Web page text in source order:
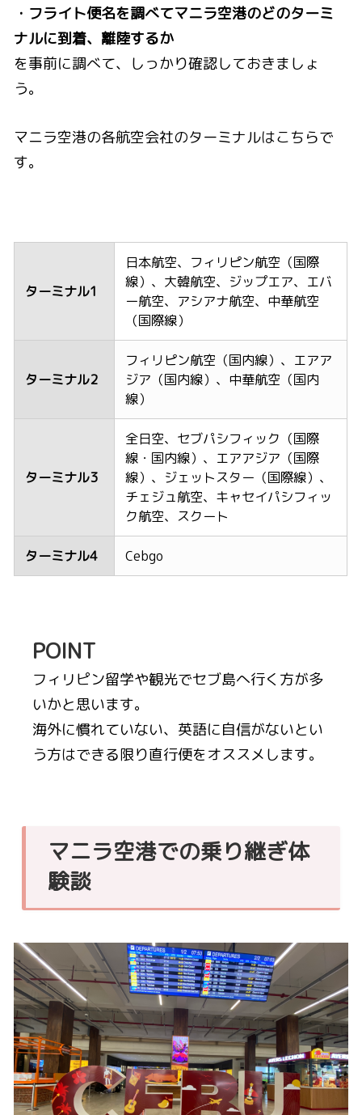
・フライト便名を調べてマニラ空港のどのターミ
ナルに到着、離陸するか
を事前に調べて、しっかり確認しておきましょ
う。
マニラ空港の各航空会社のターミナルはこちらで
す。
ターミナル1
日本航空、フィリピン航空（国際
線）、大韓航空、ジップエア、エバ
ー航空、アシアナ航空、中華航空
（国際線）
ターミナル2
フィリピン航空（国内線）、エアア
ジア（国内線）、中華航空（国内
線）
ターミナル3
全日空、セブパシフィック（国際
線・国内線）、エアアジア（国際
線）、ジェットスター（国際線）、
チェジュ航空、キャセイパシフィッ
ク航空、スクート
ターミナル4 Cebgo
POINT
フィリピン留学や観光でセブ島へ行く方が多
いかと思います。
海外に慣れていない、英語に自信がないとい
う方はできる限り直行便をオススメします。
マニラ空港での乗り継ぎ体
験談